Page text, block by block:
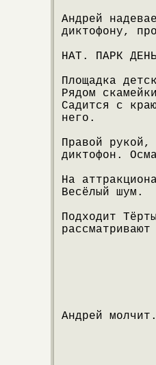
Андрей
диктофону,
НАТ. ПАРК
Площадка
Рядом
Садится с
него.
Правой рукой,
диктофон.
На
Весёлый шум.
Подходит
Андрей